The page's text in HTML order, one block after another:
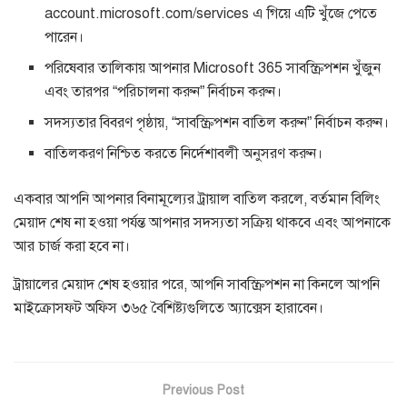
account.microsoft.com/services এ গিয়ে এটি খুঁজে পেতে
পারেন।
পরিষেবার তালিকায় আপনার Microsoft 365 সাবস্ক্রিপশন খুঁজুন
এবং তারপর “পরিচালনা করুন” নির্বাচন করুন।
সদস্যতার বিবরণ পৃষ্ঠায়, “সাবস্ক্রিপশন বাতিল করুন” নির্বাচন করুন।
বাতিলকরণ নিশ্চিত করতে নির্দেশাবলী অনুসরণ করুন।
একবার আপনি আপনার বিনামূল্যের ট্রায়াল বাতিল করলে, বর্তমান বিলিং
মেয়াদ শেষ না হওয়া পর্যন্ত আপনার সদস্যতা সক্রিয় থাকবে এবং আপনাকে
আর চার্জ করা হবে না।
ট্রায়ালের মেয়াদ শেষ হওয়ার পরে, আপনি সাবস্ক্রিপশন না কিনলে আপনি
মাইক্রোসফট অফিস ৩৬৫ বৈশিষ্ট্যগুলিতে অ্যাক্সেস হারাবেন।
Previous Post